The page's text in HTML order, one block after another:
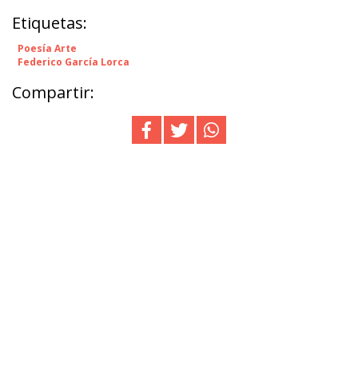
Etiquetas:
Poesía Arte
Federico García Lorca
Compartir: